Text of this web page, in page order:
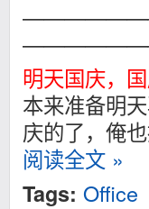
明天国庆，国
本来准备明
庆的了，俺也
阅读全文 »
Tags: Office